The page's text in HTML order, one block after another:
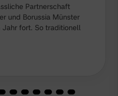
Partnerschaft
und Borussia Münster
Jahr fort. So traditionell